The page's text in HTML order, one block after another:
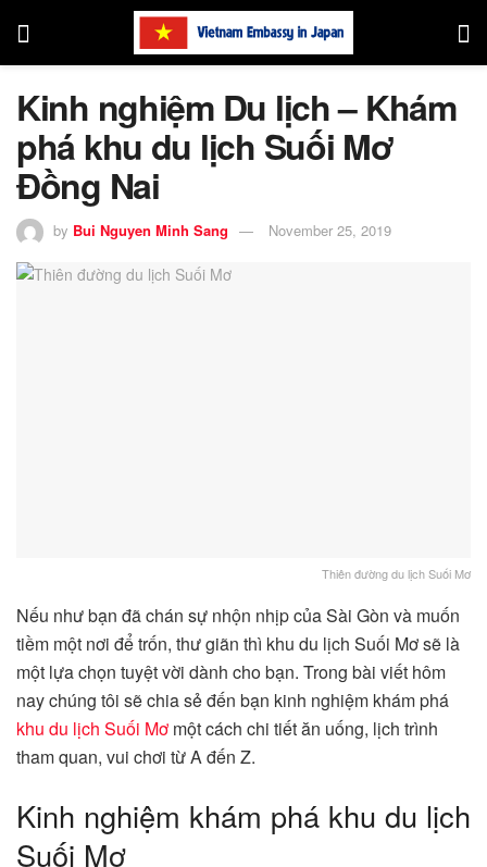
Kinh nghiệm Du lịch – Khám
phá khu du lịch Suối Mơ
Đồng Nai
by Bui Nguyen Minh Sang November 25, 2019
Thiên đường du lịch Suối Mơ
Nếu như bạn đã chán sự nhộn nhịp của Sài Gòn và muốn
tiềm một nơi để trốn, thư giãn thì khu du lịch Suối Mơ sẽ là
một lựa chọn tuyệt vời dành cho bạn. Trong bài viết hôm
nay chúng tôi sẽ chia sẻ đến bạn kinh nghiệm khám phá
khu du lịch Suối Mơ một cách chi tiết ăn uống, lịch trình
tham quan, vui chơi từ A đến Z.
Kinh nghiệm khám phá khu du lịch
Suối Mơ